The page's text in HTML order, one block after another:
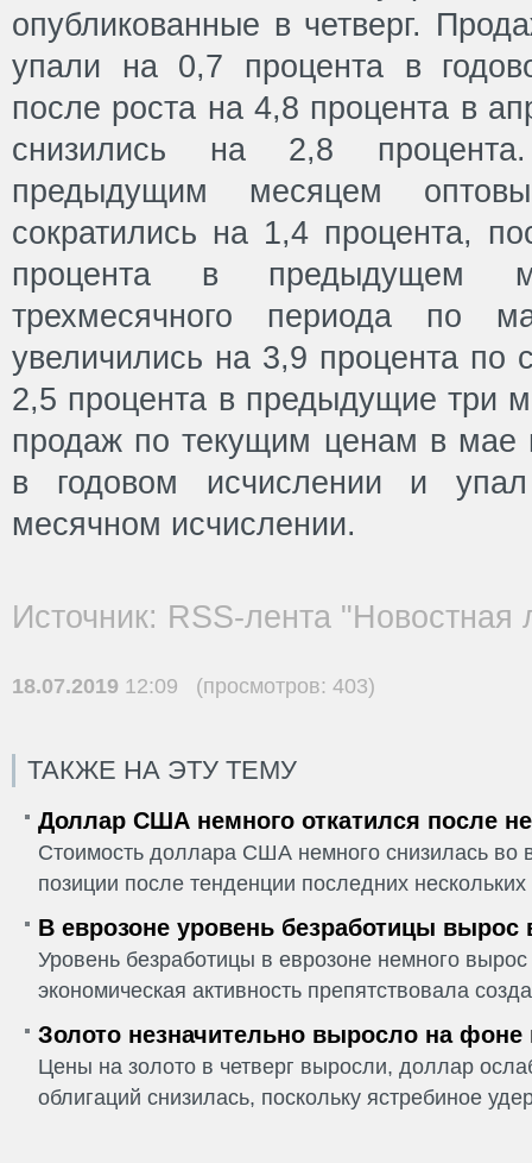
опубликованные в четверг.
упали на 0,7 процента в
после роста на 4,8 процента в
снизились на 2,8
предыдущим месяцем
сократились на 1,4 процента,
процента в предыдущем
трехмесячного периода по
увеличились на 3,9 процента по
2,5 процента в предыдущие три
продаж по текущим ценам в мае
в годовом исчислении и
месячном исчислении.
Источник: RSS-лента "Новостная
18.07.2019 12:09 (просмотров: 403)
ТАКЖЕ НА ЭТУ ТЕМУ
Доллар США немного откатился после
Стоимость доллара США немного снизилась во
позиции после тенденции последних
В еврозоне уровень безработицы вырос
Уровень безработицы в еврозоне немного
экономическая активность препятствовала
Золото незначительно выросло на фоне
Цены на золото в четверг выросли, доллар
облигаций снизилась, поскольку ястребиное